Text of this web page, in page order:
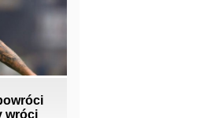
wróci